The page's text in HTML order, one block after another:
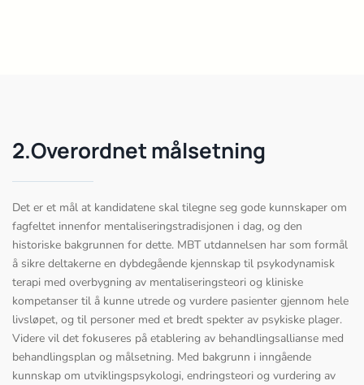
2.Overordnet målsetning
Det er et mål at kandidatene skal tilegne seg gode kunnskaper om
fagfeltet innenfor mentaliseringstradisjonen i dag, og den
historiske bakgrunnen for dette. MBT utdannelsen har som formål
å sikre deltakerne en dybdegående kjennskap til psykodynamisk
terapi med overbygning av mentaliseringsteori og kliniske
kompetanser til å kunne utrede og vurdere pasienter gjennom hele
livsløpet, og til personer med et bredt spekter av psykiske plager.
Videre vil det fokuseres på etablering av behandlingsallianse med
behandlingsplan og målsetning. Med bakgrunn i inngående
kunnskap om utviklingspsykologi, endringsteori og vurdering av